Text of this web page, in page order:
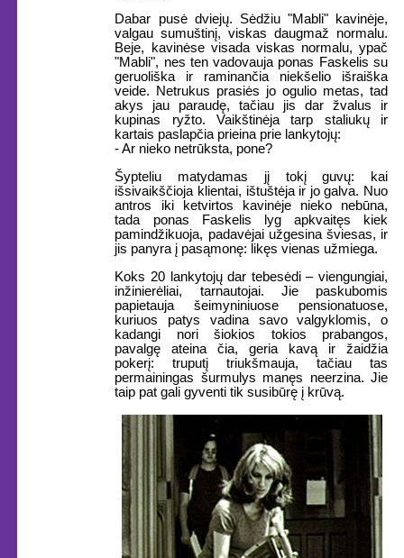
Dabar pusė dviejų. Sėdžiu "Mabli" kavinėje,
valgau sumuštinį, viskas daugmaž normalu.
Beje, kavinėse visada viskas normalu, ypač
"Mabli", nes ten vadovauja ponas Faskelis su
geruoliška ir raminančia niekšelio išraiška
veide. Netrukus prasiės jo ogulio metas, tad
akys jau paraudę, tačiau jis dar žvalus ir
kupinas ryžto. Vaikštinėja tarp staliukų ir
kartais paslapčia prieina prie lankytojų:
- Ar nieko netrūksta, pone?
Šypteliu matydamas jį tokį guvų: kai
išsivaikščioja klientai, ištuštėja ir jo galva. Nuo
antros iki ketvirtos kavinėje nieko nebūna,
tada ponas Faskelis lyg apkvaitęs kiek
pamindžikuoja, padavėjai užgesina šviesas, ir
jis panyra į pasąmonę: likęs vienas užmiega.
Koks 20 lankytojų dar tebesėdi – viengungiai,
inžinierėliai, tarnautojai. Jie paskubomis
papietauja šeimyniniuose pensionatuose,
kuriuos patys vadina savo valgyklomis, o
kadangi nori šiokios tokios prabangos,
pavalgę ateina čia, geria kavą ir žaidžia
pokerį: truputį triukšmauja, tačiau tas
permainingas šurmulys manęs neerzina. Jie
taip pat gali gyventi tik susibūrę į krūvą.